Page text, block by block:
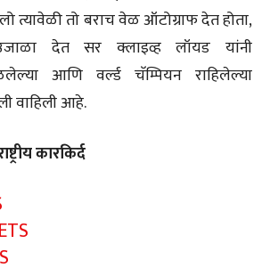
त्यावेळी तो बराच वेळ ऑटोग्राफ देत होता,
देत सर क्लाइव्ह लॉयड यांनी
आणि वर्ल्ड चॅम्पियन राहिलेल्या
वाहिली आहे.
कारकिर्द